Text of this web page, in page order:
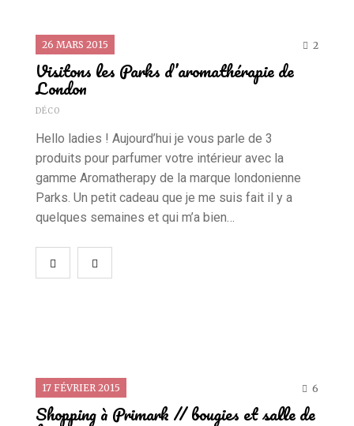
26 MARS 2015 2
Visitons les Parks d’aromathérapie de
London
DÉCO
Hello ladies ! Aujourd’hui je vous parle de 3
produits pour parfumer votre intérieur avec la
gamme Aromatherapy de la marque londonienne
Parks. Un petit cadeau que je me suis fait il y a
quelques semaines et qui m’a bien…
17 FÉVRIER 2015 6
Shopping à Primark // bougies et salle de